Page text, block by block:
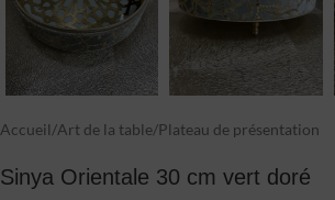
Accueil/Art de la table/Plateau de présentation
Sinya Orientale 30 cm vert doré